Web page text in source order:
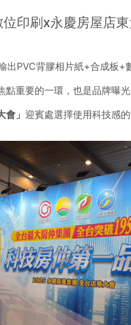
印刷x永慶房屋店
出PVC背膠相片紙+合成板+
重要的一環，也是品牌曝
」 迎賓處選擇使用科技感